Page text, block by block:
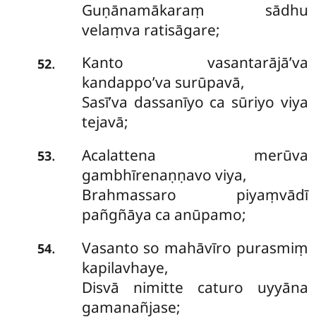
Guṇānamākaraṃ sādhu
velaṃva ratisāgare;
52.
Kanto vasantarājā’va
kandappo’va surūpavā,
Sasī’va dassanīyo ca sūriyo viya
tejavā;
53.
Acalattena merūva
gambhīrenaṇṇavo viya,
Brahmassaro piyaṃvādī
pañgñāya ca anūpamo;
54.
Vasanto so mahāvīro purasmiṃ
kapilavhaye,
Disvā nimitte caturo uyyāna
gamanañjase;